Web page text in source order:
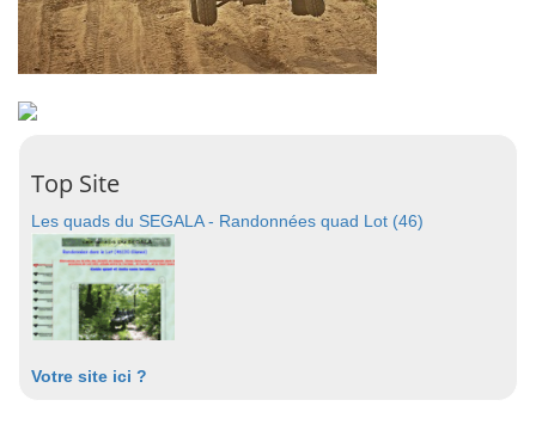
Top Site
Les quads du SEGALA - Randonnées quad Lot (46)
Votre site ici ?